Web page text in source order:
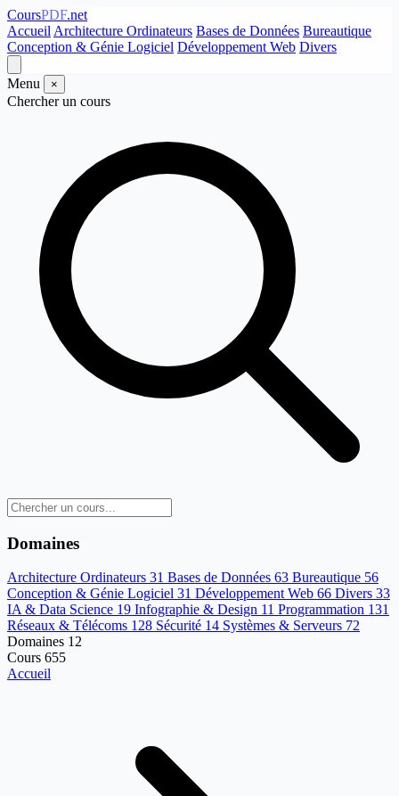
CoursPDF.net
Accueil Architecture Ordinateurs Bases de Données Bureautique
Conception & Génie Logiciel Développement Web Divers
Menu ×
Chercher un cours
Domaines
Architecture Ordinateurs 31 Bases de Données 63 Bureautique 56
Conception & Génie Logiciel 31 Développement Web 66 Divers 33
IA & Data Science 19 Infographie & Design 11 Programmation 131
Réseaux & Télécoms 128 Sécurité 14 Systèmes & Serveurs 72
Domaines 12
Cours 655
Accueil